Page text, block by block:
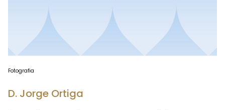
Fotografia
D. Jorge Ortiga